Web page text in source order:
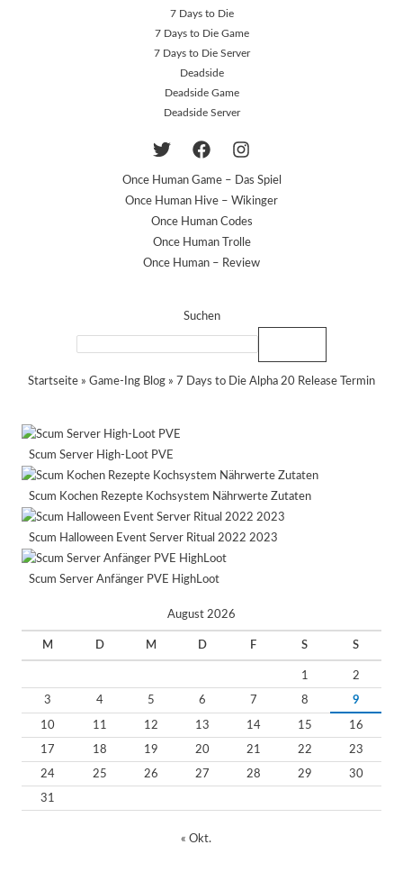
7 Days to Die
7 Days to Die Game
7 Days to Die Server
Deadside
Deadside Game
Deadside Server
Once Human Game – Das Spiel
Once Human Hive – Wikinger
Once Human Codes
Once Human Trolle
Once Human – Review
Suchen
Startseite » Game-Ing Blog » 7 Days to Die Alpha 20 Release Termin
Scum Server High-Loot PVE
Scum Kochen Rezepte Kochsystem Nährwerte Zutaten
Scum Halloween Event Server Ritual 2022 2023
Scum Server Anfänger PVE HighLoot
August 2026
M D M D F S S
1 2
3 4 5 6 7 8 9
10 11 12 13 14 15 16
17 18 19 20 21 22 23
24 25 26 27 28 29 30
31
« Okt.